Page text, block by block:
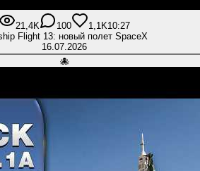
21,4K 100 1,1K10:27
Flight 13: новый полет SpaceX
16.07.2026
🐙